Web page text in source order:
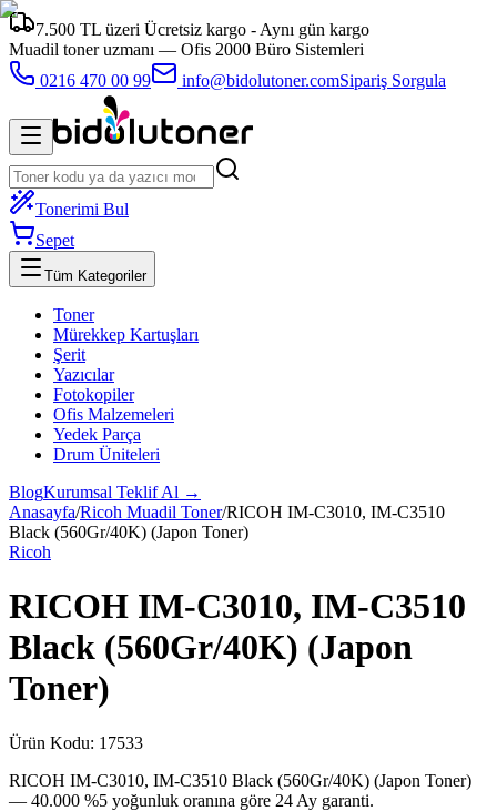
7.500 TL üzeri Ücretsiz kargo - Aynı gün kargo
Muadil toner uzmanı — Ofis 2000 Büro Sistemleri
0216 470 00 99
info@bidolutoner.comSipariş Sorgula
Tonerimi Bul
Sepet
Tüm Kategoriler
Toner
Mürekkep Kartuşları
Şerit
Yazıcılar
Fotokopiler
Ofis Malzemeleri
Yedek Parça
Drum Üniteleri
BlogKurumsal Teklif Al →
Anasayfa/Ricoh Muadil Toner/RICOH IM-C3010, IM-C3510
Black (560Gr/40K) (Japon Toner)
Ricoh
RICOH IM-C3010, IM-C3510
Black (560Gr/40K) (Japon
Toner)
Ürün Kodu: 17533
RICOH IM-C3010, IM-C3510 Black (560Gr/40K) (Japon Toner)
— 40.000 %5 yoğunluk oranına göre 24 Ay garanti.